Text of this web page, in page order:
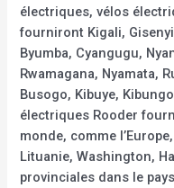
électriques, vélos
fourniront Kigali,
Byumba, Cyangugu,
Rwamagana, Nyamata,
Busogo, Kibuye,
électriques Rooder
monde, comme
Lituanie, Washington,
provinciales dans le